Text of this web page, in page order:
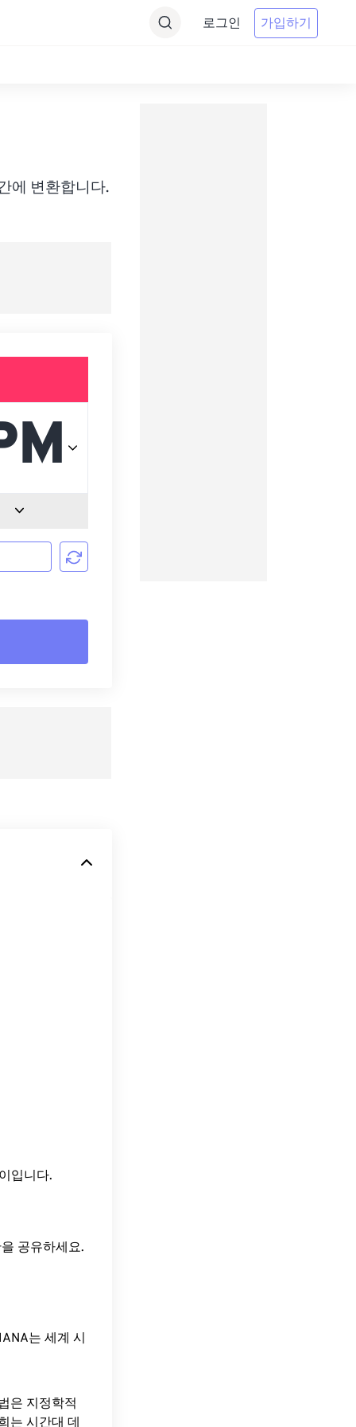
로그인 가입하기
에 변환합니다.
입니다.
공유하세요.
는 세계 시
은 지정학적
는 시간대 데